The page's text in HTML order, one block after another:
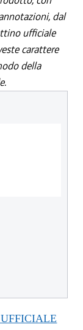
dal
ufficiale
carattere
della